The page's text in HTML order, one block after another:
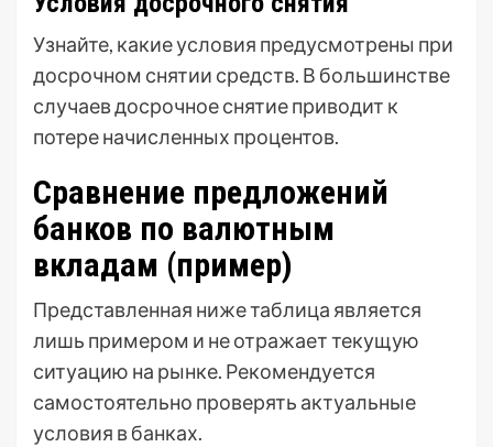
Узнайте, какие условия предусмотрены при
досрочном снятии средств. В большинстве
случаев досрочное снятие приводит к
потере начисленных процентов.
Сравнение предложений
банков по валютным
вкладам (пример)
Представленная ниже таблица является
лишь примером и не отражает текущую
ситуацию на рынке. Рекомендуется
самостоятельно проверять актуальные
условия в банках.